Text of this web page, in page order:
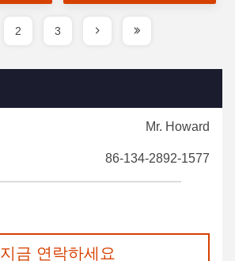
2 3
Mr. Howard
86-134-2892-1577
지금 연락하세요